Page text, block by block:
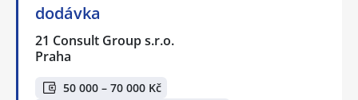
dodávka
21 Consult Group s.r.o.
Praha
50 000 – 70 000 Kč